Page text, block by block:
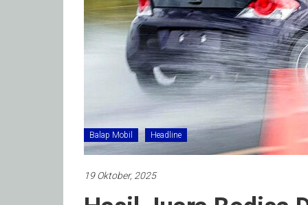
Balap Mobil Headline
19 Oktober, 2025